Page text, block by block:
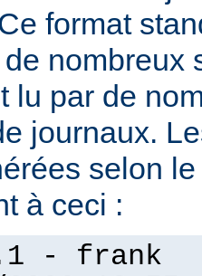
format
nombreux
lu par de
journaux.
selon
à ceci :
- frank